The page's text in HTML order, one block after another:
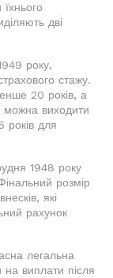
дві
року,
стажу.
20 років, а
можна виходити
років для
1948 року
розмір
які
рахунок
легальна
на виплати після